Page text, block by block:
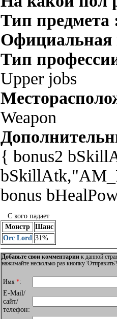
Тип
Тип
Upper jobs
Weapon
{ bonus2
bonus
С кого падает
Монстр
Шанс
Orc Lord
31%
Добавьте свои комментарии к данной
нажимайте несколько раз кнопку
Имя*:
E-Mail/
сайт/
телефон: